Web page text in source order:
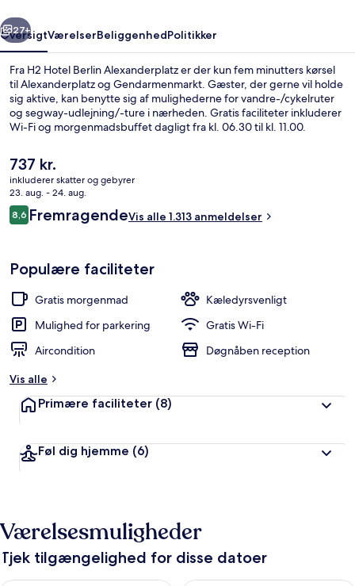
Næste
27+
OversigtVærelserBeliggenhedPolitikker
Fra H2 Hotel Berlin Alexanderplatz er der kun fem minutters kørsel
til Alexanderplatz og Gendarmenmarkt. Gæster, der gerne vil holde
sig aktive, kan benytte sig af mulighederne for vandre-/cykelruter
og segway-udlejning/-ture i nærheden. Gratis faciliteter inkluderer
Wi-Fi og morgenmadsbuffet dagligt fra kl. 06.30 til kl. 11.00.
minutters kørsel væk. Rejsende er glade for den korte gåtur til
offentlig transport: S+U Alexanderpl/Memhardstr. Station ligger 3
minutter derfra og Mollstraße-Prenzlauer Allee Station 4 minutter
væk.
Den
nuværende
pris
er
737 kr.
737 kr.
inkluderer skatter og gebyrer
23. aug. - 24. aug.
Anmeldelser
8,68,6 ud af 10.
FremragendeVis alle 1.313 anmeldelser
Populære faciliteter
Gratis morgenmad
Kæledyrsvenligt
Mulighed for parkering
Gratis Wi-Fi
Aircondition
Døgnåben reception
Vis alle
Primære faciliteter (8)
Føl dig hjemme (6)
Værelsesmuligheder
Tjek tilgængelighed for disse datoer